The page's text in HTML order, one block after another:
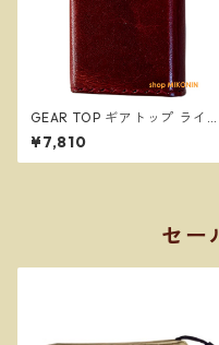
GEAR TOP ギアトップ ライタ
ー レッド 革巻き 日本製 オイ
ルライター GT5-06
¥7,810
セー